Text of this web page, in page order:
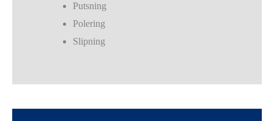
Putsning
Polering
Slipning